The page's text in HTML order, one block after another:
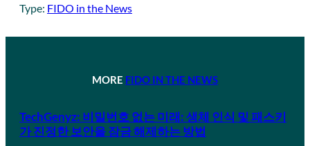
Type: FIDO in the News
MORE FIDO IN THE NEWS
TechGenyz: 비밀번호 없는 미래: 생체 인식 및 패스키
가 진정한 보안을 잠금 해제하는 방법